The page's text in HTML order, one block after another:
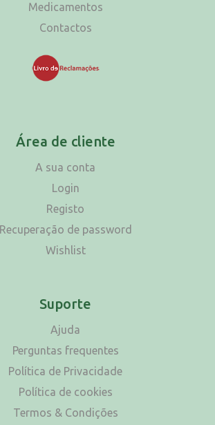
Medicamentos
Contactos
Área de cliente
A sua conta
Login
Registo
Recuperação de password
Wishlist
Suporte
Ajuda
Perguntas frequentes
Política de Privacidade
Política de cookies
Termos & Condições